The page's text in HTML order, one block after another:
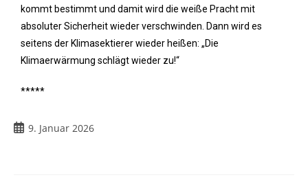
kommt bestimmt und damit wird die weiße Pracht mit
absoluter Sicherheit wieder verschwinden. Dann wird es
seitens der Klimasektierer wieder heißen: „Die
Klimaerwärmung schlägt wieder zu!“
*****
9. Januar 2026